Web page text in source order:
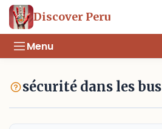
Discover Peru
Menu
sécurité dans les bus